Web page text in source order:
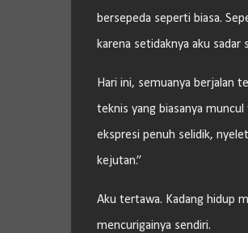
bersepeda seperti biasa.
karena setidaknya aku
Hari ini, semuanya berjalan
teknis yang biasanya
ekspresi penuh selidik,
kejutan.”
Aku tertawa. Kadang hidup
mencurigainya sendiri.